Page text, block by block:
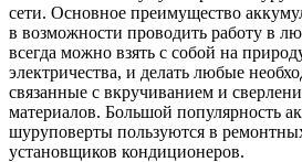
сети. Основное преимущество
в возможности проводить работу в
всегда можно взять с собой на
электричества, и делать любые
связанные с вкручиванием и
материалов. Большой популярность
шуруповерты пользуются в
установщиков кондиционеров.